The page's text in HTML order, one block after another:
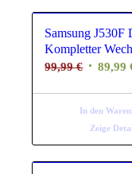
Samsung
Kompletter
99,99€
99,99 €
89,99
In den
Zeige